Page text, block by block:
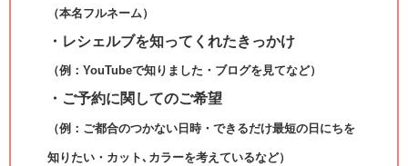
（本名フルネーム）
・レシェルブを知ってくれたきっかけ
（例：YouTubeで知りました・ブログを見てなど）
・ご予約に関してのご希望
（例：ご都合のつかない日時・できるだけ最短の日にちを
知りたい・カット､カラーを考えているなど）